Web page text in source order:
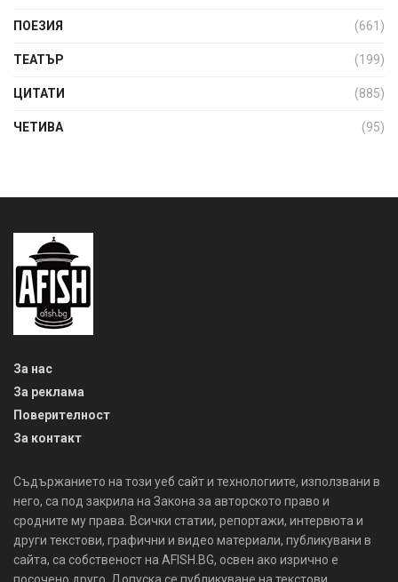
ПОЕЗИЯ (661)
ТЕАТЪР (199)
ЦИТАТИ (885)
ЧЕТИВА (95)
За нас
За реклама
Поверителност
За контакт
Съдържанието на този уеб сайт и технологиите, използвани в
него, са под закрила на Закона за авторското право и
сродните му права. Всички статии, репортажи, интервюта и
други текстови, графични и видео материали, публикувани в
сайта, са собственост на AFISH.BG, освен ако изрично е
посочено друго. Допуска се публикуване на текстови